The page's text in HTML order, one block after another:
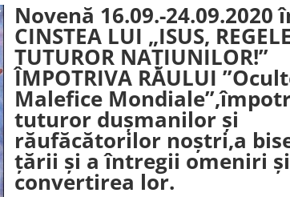
Novenă 16.09.-24.09.2020
CINSTEA LUI „ISUS, REGELE
TUTUROR NAȚIUNILOR!”
ÎMPOTRIVA RĂULUI
Malefice
tuturor dușmanilor și
răufăcătorilor noștri,a
țării și a întregii omeniri și
convertirea lor.